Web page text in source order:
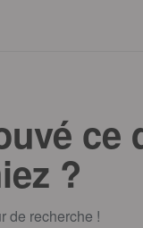
ce
?
de recherche !